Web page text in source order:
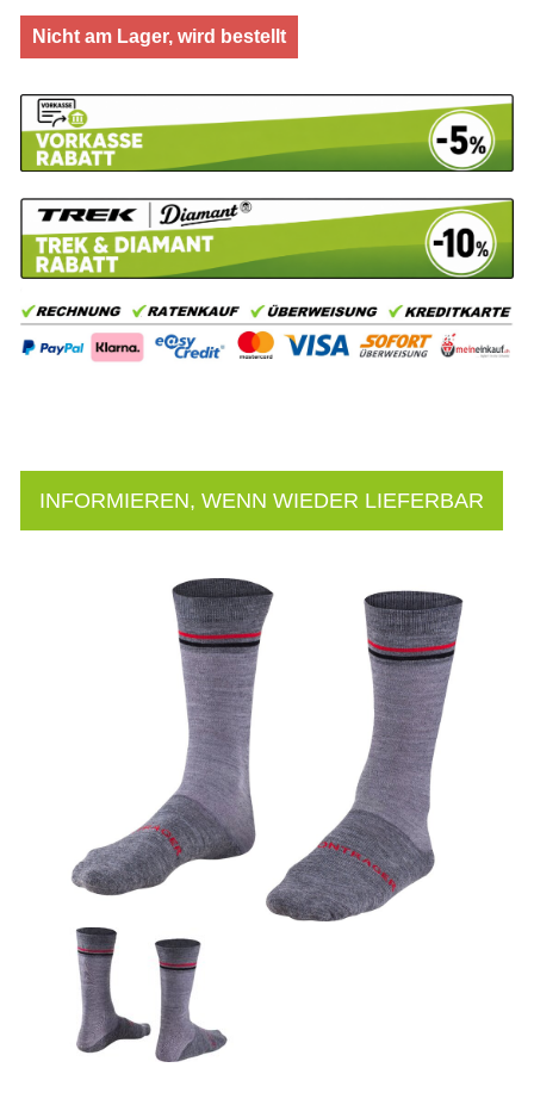
Nicht am Lager, wird bestellt
INFORMIEREN, WENN WIEDER LIEFERBAR